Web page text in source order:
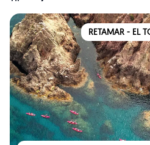
RETAMAR - EL